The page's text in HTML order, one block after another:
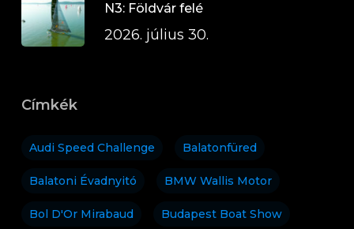
N3: Földvár felé
2026. július 30.
Címkék
Audi Speed Challenge Balatonfüred
Balatoni Évadnyitó BMW Wallis Motor
Bol D'Or Mirabaud Budapest Boat Show